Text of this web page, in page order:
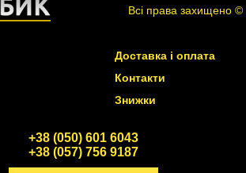
Всі права захищено ©
Доставка і оплата
Контакти
Знижки
+38 (050) 601 6043
+38 (057) 756 9187